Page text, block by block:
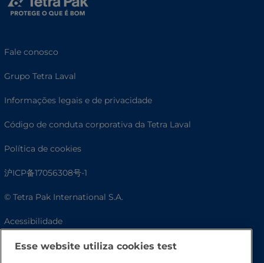
Fale conosco
Grupo Tetra Laval
Informações legais e de privacidade
Código de conduta corporativa da Tetra Laval
Política de cookies
沪ICP备17056308号-1
© Tetra Pak International S.A.
Acessibilidade
Perguntas frequentes
Esse website utiliza cookies test